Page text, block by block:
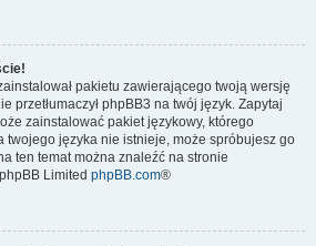
pakietu zawierającego twoją wersję
przetłumaczył phpBB3 na twój język. Zapytaj
zainstalować pakiet językowy, którego
twojego języka nie istnieje, może spróbujesz go
ten temat można znaleźć na stronie
Limited phpBB.com®